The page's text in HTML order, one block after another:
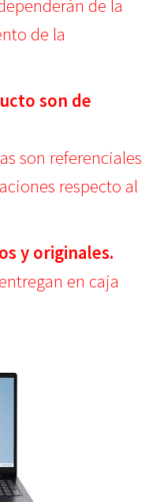
de la
de la
son de
son referenciales
respecto al
y originales.
en caja